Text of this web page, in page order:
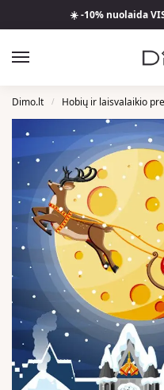
☀️ -10% nuolaida
Dimo.lt / Hobių ir laisvalaikio